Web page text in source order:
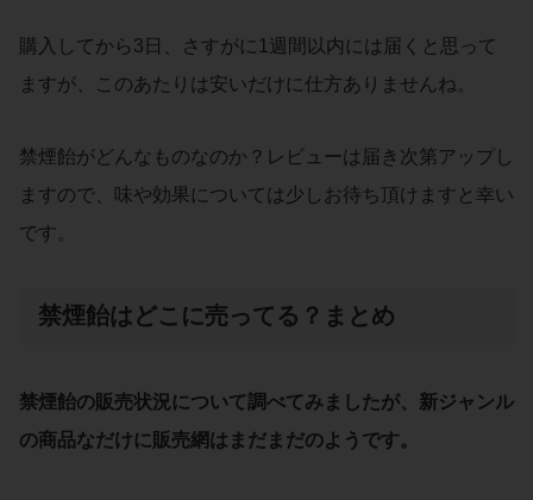
購入してから3日、さすがに1週間以内には届くと思って
ますが、このあたりは安いだけに仕方ありませんね。
禁煙飴がどんなものなのか？レビューは届き次第アップし
ますので、味や効果については少しお待ち頂けますと幸い
です。
禁煙飴はどこに売ってる？まとめ
禁煙飴の販売状況について調べてみましたが、新ジャンル
の商品なだけに販売網はまだまだのようです。